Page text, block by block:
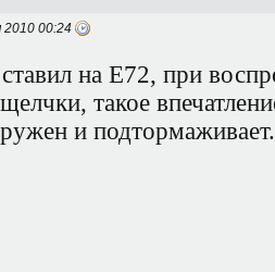
00:24
на Е72, при
такое
и